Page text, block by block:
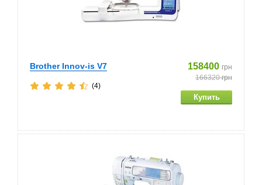
Brother Innov-is V7 158400 грн
166320грн
(4)